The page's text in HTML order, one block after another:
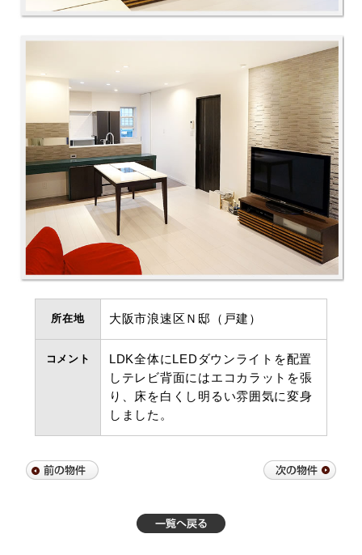
所在地 大阪市浪速区Ｎ邸（戸建）
コメント
LDK全体にLEDダウンライトを配置
しテレビ背面にはエコカラットを張
り、床を白くし明るい雰囲気に変身
しました。